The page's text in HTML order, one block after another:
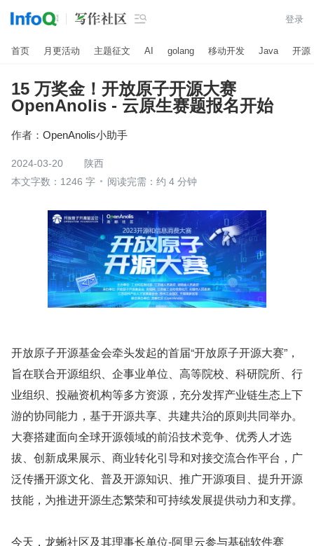
 登录
首页 月更活动 主题征文 AI golang 移动开发 Java 开源
15 万奖金！开放原子开源大赛
OpenAnolis - 云原生赛题报名开始
作者： OpenAnolis小助手
2024-03-20
陕西
本文字数：1246 字
阅读完需：约 4 分钟
开放原子开源基金会牵头发起的首届“开放原子开源大赛”，
旨在联合开源组织、企事业单位、高等院校、科研院所、行
业组织、投融资机构等多方资源，充分发挥产业链生态上下
游的协同能力，基于开源共享、共建共治的原则共同举办。
大赛搭建面向全球开源领域的前沿技术竞争、优秀人才选
拔、创新成果展示、商业转化引导和对接交流合作平台，广
泛传播开源文化、普及开源知识、推广开源项目、提升开源
技能，为推进开源生态繁荣和可持续发展提供动力和支撑。
今天，龙蜥社区及其理事长单位-阿里云参与基础软件赛